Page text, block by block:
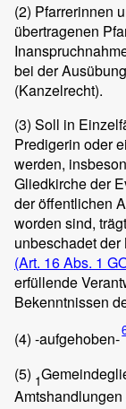
(2) Pfarrerinnen
übertragenen
bei der
(Kanzelrecht).
(3) Soll in
Predigerin oder
werden,
Gliedkirche der
der öffentlichen
worden sind,
unbeschadet
(Art. 16 Abs. 1
erfüllende
Bekenntnissen
(4) -aufgehoben-
(5) 1